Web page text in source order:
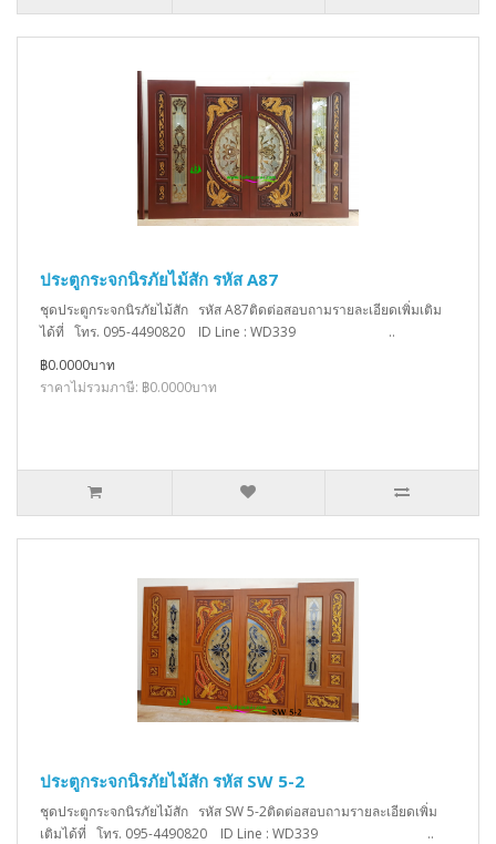
ประตูกระจกนิรภัยไม้สัก รหัส A87
ชุดประตูกระจกนิรภัยไม้สัก รหัส A87ติดต่อสอบถามรายละเอียดเพิ่มเติม
ได้ที่ โทร. 095-4490820 ID Line : WD339 ..
฿0.0000บาท
ราคาไม่รวมภาษี: ฿0.0000บาท
ประตูกระจกนิรภัยไม้สัก รหัส SW 5-2
ชุดประตูกระจกนิรภัยไม้สัก รหัส SW 5-2ติดต่อสอบถามรายละเอียดเพิ่ม
เติมได้ที่ โทร. 095-4490820 ID Line : WD339 ..